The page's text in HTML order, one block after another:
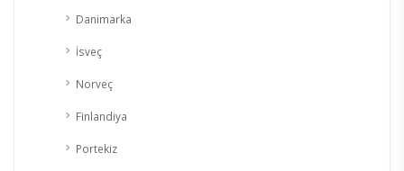
Danimarka
İsveç
Norveç
Finlandiya
Portekiz